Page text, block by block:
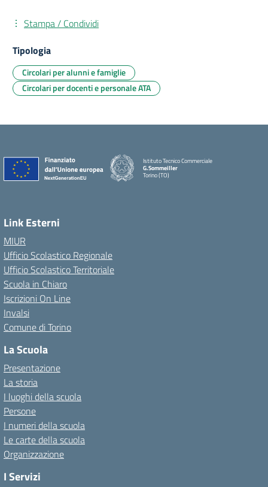
Stampa / Condividi
Tipologia
Circolari per alunni e famiglie
Circolari per docenti e personale ATA
Istituto Tecnico Commerciale
G.Sommeiller
Torino (TO)
Link Esterni
MIUR
Ufficio Scolastico Regionale
Ufficio Scolastico Territoriale
Scuola in Chiaro
Iscrizioni On Line
Invalsi
Comune di Torino
La Scuola
Presentazione
La storia
I luoghi della scuola
Persone
I numeri della scuola
Le carte della scuola
Organizzazione
I Servizi